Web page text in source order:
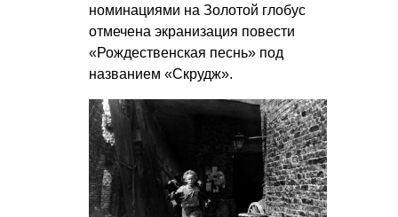
номинациями на Золотой глобус
отмечена экранизация повести
«Рождественская песнь» под
названием «Скрудж».